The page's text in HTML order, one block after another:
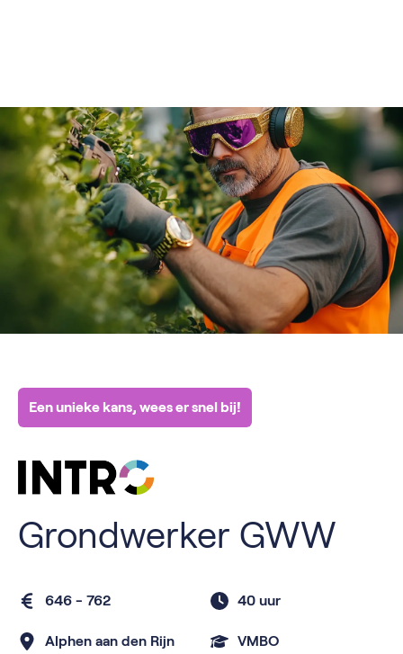
Een unieke kans, wees er snel bij!
Grondwerker GWW
646 - 762 40 uur
Alphen aan den Rijn VMBO